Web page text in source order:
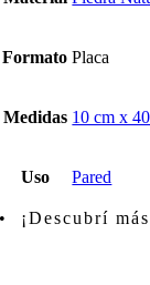
Formato Placa
Medidas 10 cm x
Uso Pared
• ¡Descubrí